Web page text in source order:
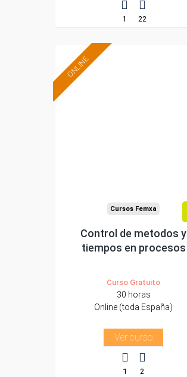
1 22
ONLINE
Cursos Femxa
Control de metodos y
tiempos en procesos
Curso Gratuito
30 horas
Online (toda España)
Ver curso
1 2